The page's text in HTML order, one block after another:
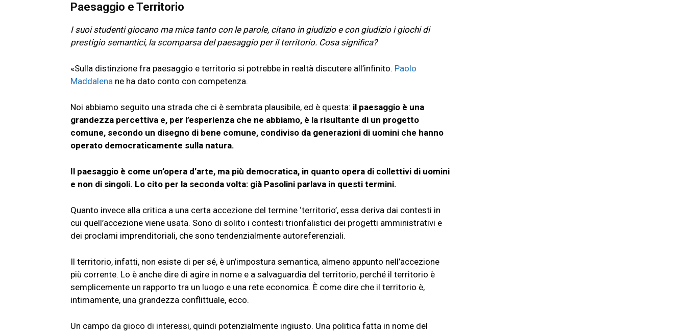
Paesaggio e Territorio
I suoi studenti giocano ma mica tanto con le parole, citano in giudizio e con giudizio i giochi di
prestigio semantici, la scomparsa del paesaggio per il territorio. Cosa significa?
«Sulla distinzione fra paesaggio e territorio si potrebbe in realtà discutere all’infinito. Paolo
Maddalena ne ha dato conto con competenza.
Noi abbiamo seguito una strada che ci è sembrata plausibile, ed è questa: il paesaggio è una
grandezza percettiva e, per l’esperienza che ne abbiamo, è la risultante di un progetto
comune, secondo un disegno di bene comune, condiviso da generazioni di uomini che hanno
operato democraticamente sulla natura.
Il paesaggio è come un’opera d’arte, ma più democratica, in quanto opera di collettivi di uomini
e non di singoli. Lo cito per la seconda volta: già Pasolini parlava in questi termini.
Quanto invece alla critica a una certa accezione del termine ‘territorio’, essa deriva dai contesti in
cui quell’accezione viene usata. Sono di solito i contesti trionfalistici dei progetti amministrativi e
dei proclami imprenditoriali, che sono tendenzialmente autoreferenziali.
Il territorio, infatti, non esiste di per sé, è un’impostura semantica, almeno appunto nell’accezione
più corrente. Lo è anche dire di agire in nome e a salvaguardia del territorio, perché il territorio è
semplicemente un rapporto tra un luogo e una rete economica. È come dire che il territorio è,
intimamente, una grandezza conflittuale, ecco.
Un campo da gioco di interessi, quindi potenzialmente ingiusto. Una politica fatta in nome del